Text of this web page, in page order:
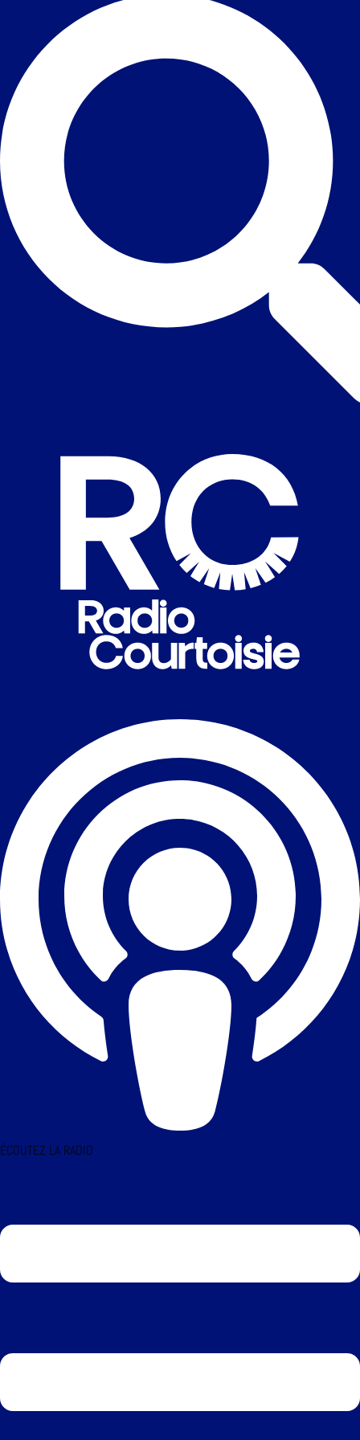
ÉCOUTEZ LA RADIO